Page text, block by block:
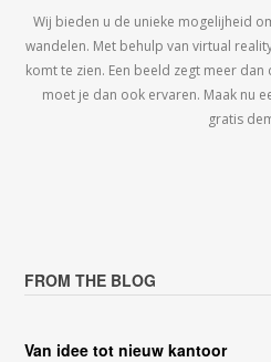
Wij bieden u de unieke mogelijheid
wandelen. Met behulp van virtual
komt te zien. Een beeld zegt meer
moet je dan ook ervaren. Maak nu
gratis
FROM THE BLOG
Van idee tot nieuw kantoor